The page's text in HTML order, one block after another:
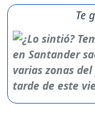
Te